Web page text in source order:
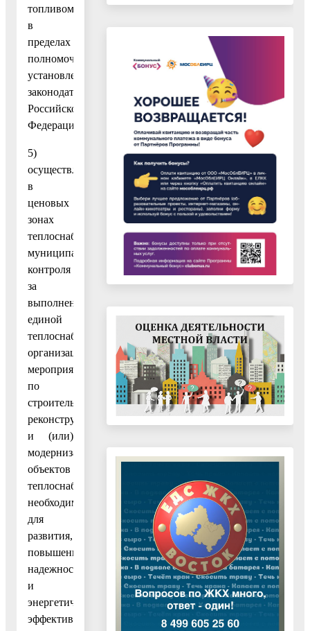
топливом
в
пределах
полномочий,
установленных
законодательством
Российской
Федерации;
5)
осуществление
в
ценовых
зонах
теплоснабжения
муниципального
контроля
за
выполнением
единой
теплоснабжающей
организацией
мероприятий
по
строительству,
реконструкции
и (или)
модернизации
объектов
теплоснабжения,
необходимых
для
развития,
повышения
надежности
и
энергетической
эффективности